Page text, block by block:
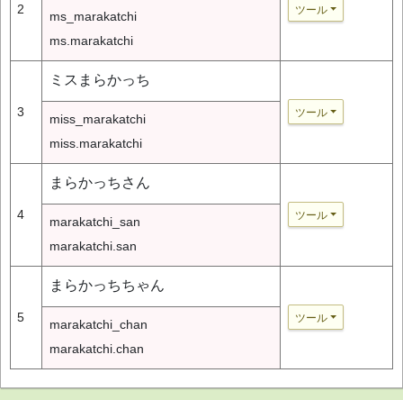
2 ツール
ms_marakatchi
ms.marakatchi
3
ミスまらかっち
ツール
miss_marakatchi
miss.marakatchi
4
まらかっちさん
ツール
marakatchi_san
marakatchi.san
5
まらかっちちゃん
ツール
marakatchi_chan
marakatchi.chan